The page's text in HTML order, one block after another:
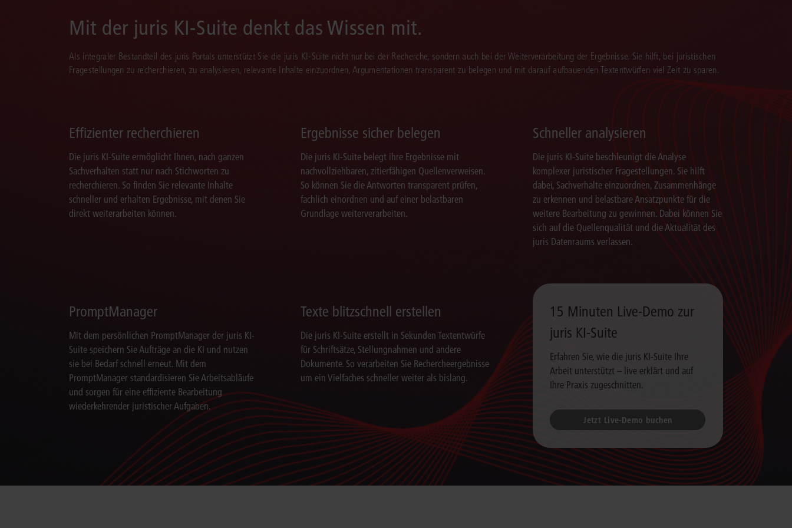
Mit der juris KI-Suite denkt das Wissen mit.
Als integraler Bestandteil des juris Portals unterstützt Sie die juris KI-Suite nicht nur bei der Recherche, sondern auch bei der Weiterverarbeitung der Ergebnisse. Sie hilft, bei juristischen
Fragestellungen zu recherchieren, zu analysieren, relevante Inhalte einzuordnen, Argumentationen transparent zu belegen und mit darauf aufbauenden Textentwürfen viel Zeit zu sparen.
Effizienter recherchieren
Die juris KI-Suite ermöglicht Ihnen, nach ganzen
Sachverhalten statt nur nach Stichworten zu
recherchieren. So finden Sie relevante Inhalte
schneller und erhalten Ergebnisse, mit denen Sie
direkt weiterarbeiten können.
Ergebnisse sicher belegen
Die juris KI-Suite belegt ihre Ergebnisse mit
nachvollziehbaren, zitierfähigen Quellenverweisen.
So können Sie die Antworten transparent prüfen,
fachlich einordnen und auf einer belastbaren
Grundlage weiterverarbeiten.
Schneller analysieren
Die juris KI-Suite beschleunigt die Analyse
komplexer juristischer Fragestellungen. Sie hilft
dabei, Sachverhalte einzuordnen, Zusammenhänge
zu erkennen und belastbare Ansatzpunkte für die
weitere Bearbeitung zu gewinnen. Dabei können Sie
sich auf die Quellenqualität und die Aktualität des
juris Datenraums verlassen.
PromptManager
Mit dem persönlichen PromptManager der juris KI-
Suite speichern Sie Aufträge an die KI und nutzen
sie bei Bedarf schnell erneut. Mit dem
PromptManager standardisieren Sie Arbeitsabläufe
und sorgen für eine effiziente Bearbeitung
wiederkehrender juristischer Aufgaben.
Texte blitzschnell erstellen
Die juris KI-Suite erstellt in Sekunden Textentwürfe
für Schriftsätze, Stellungnahmen und andere
Dokumente. So verarbeiten Sie Rechercheergebnisse
um ein Vielfaches schneller weiter als bislang.
15 Minuten Live-Demo zur
juris KI-Suite
Erfahren Sie, wie die juris KI-Suite Ihre
Arbeit unterstützt – live erklärt und auf
Ihre Praxis zugeschnitten.
Jetzt Live-Demo buchen